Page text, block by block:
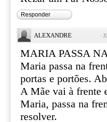
Responder
ALEXANDRE ·
MARIA PASSA
Maria passa na
portas e portões.
A Mãe vai à frente
Maria, passa na
resolver.